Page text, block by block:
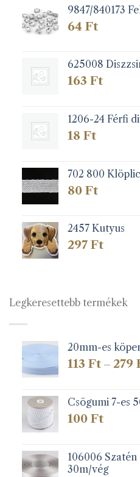
9847/840173
64 Ft
625008
163 Ft
1206-24 Férfi
18 Ft
702 800
80 Ft
2457 Kutyus
297 Ft
Legkeresettebb termékek
20mm-es
113 Ft – 279
Csögumi 7-es
100 Ft
106006
30m/vég